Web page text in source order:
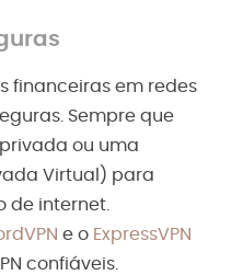
financeiras em redes
Sempre que
ou uma
Virtual) para
de internet.
e o ExpressVPN
confiáveis.